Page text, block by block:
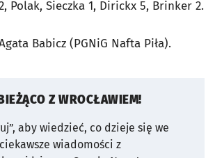
Polak, Sieczka 1, Dirickx 5, Brinker 2.
Babicz (PGNiG Nafta Piła).
Z WROCŁAWIEM!
aby wiedzieć, co dzieje się we
wiadomości z